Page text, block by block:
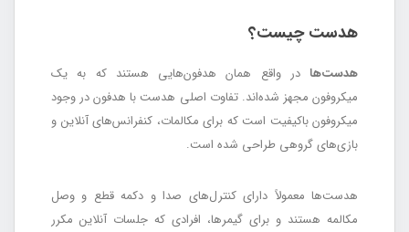
هدست چیست؟
هدست‌ها در واقع همان هدفون‌هایی هستند که به یک
میکروفون مجهز شده‌اند. تفاوت اصلی هدست با هدفون در وجود
میکروفون باکیفیت است که برای مکالمات، کنفرانس‌های آنلاین و
بازی‌های گروهی طراحی شده است.
هدست‌ها معمولاً دارای کنترل‌های صدا و دکمه قطع و وصل
مکالمه هستند و برای گیمرها، افرادی که جلسات آنلاین مکرر